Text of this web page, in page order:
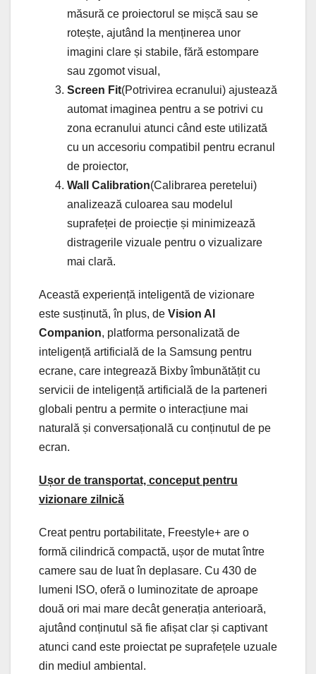
măsură ce proiectorul se mișcă sau se
rotește, ajutând la menținerea unor
imagini clare și stabile, fără estompare
sau zgomot visual,
Screen Fit(Potrivirea ecranului) ajustează
automat imaginea pentru a se potrivi cu
zona ecranului atunci când este utilizată
cu un accesoriu compatibil pentru ecranul
de proiector,
Wall Calibration(Calibrarea peretelui)
analizează culoarea sau modelul
suprafeței de proiecție și minimizează
distragerile vizuale pentru o vizualizare
mai clară.
Această experiență inteligentă de vizionare
este susținută, în plus, de Vision AI
Companion, platforma personalizată de
inteligență artificială de la Samsung pentru
ecrane, care integrează Bixby îmbunătățit cu
servicii de inteligență artificială de la parteneri
globali pentru a permite o interacțiune mai
naturală și conversațională cu conținutul de pe
ecran.
Ușor de transportat, conceput pentru
vizionare zilnică
Creat pentru portabilitate, Freestyle+ are o
formă cilindrică compactă, ușor de mutat între
camere sau de luat în deplasare. Cu 430 de
lumeni ISO, oferă o luminozitate de aproape
două ori mai mare decât generația anterioară,
ajutând conținutul să fie afișat clar și captivant
atunci cand este proiectat pe suprafețele uzuale
din mediul ambiental.